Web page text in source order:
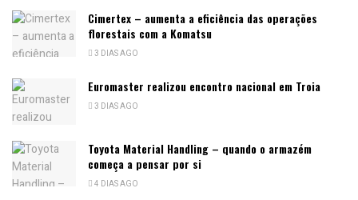
Cimertex – aumenta a eficiência das operações
florestais com a Komatsu
3 DIAS AGO
Euromaster realizou encontro nacional em Troia
3 DIAS AGO
Toyota Material Handling – quando o armazém
começa a pensar por si
4 DIAS AGO